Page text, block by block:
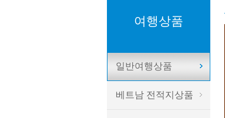
여행상품
일반여행상품
베트남 전적지상품